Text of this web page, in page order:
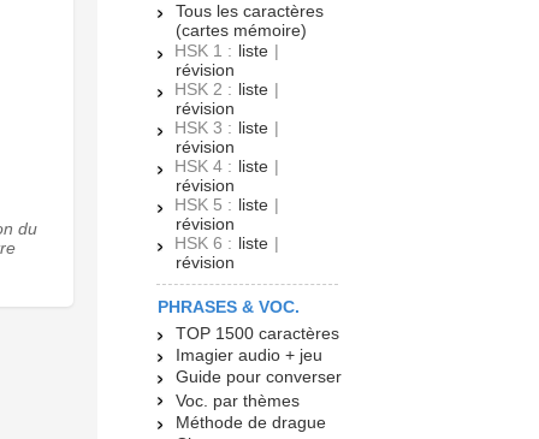
du
Tous les caractères
(cartes mémoire)
HSK 1 : liste |
révision
HSK 2 : liste |
révision
HSK 3 : liste |
révision
HSK 4 : liste |
révision
HSK 5 : liste |
révision
HSK 6 : liste |
révision
PHRASES & VOC.
TOP 1500 caractères
Imagier audio + jeu
Guide pour converser
Voc. par thèmes
Méthode de drague